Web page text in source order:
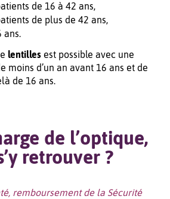
de 16 à 42 ans,
de plus de 42 ans,
ans.
lentilles est possible avec une
moins d’un an avant 16 ans et de
de 16 ans.
de l’optique,
retrouver ?
remboursement de la Sécurité